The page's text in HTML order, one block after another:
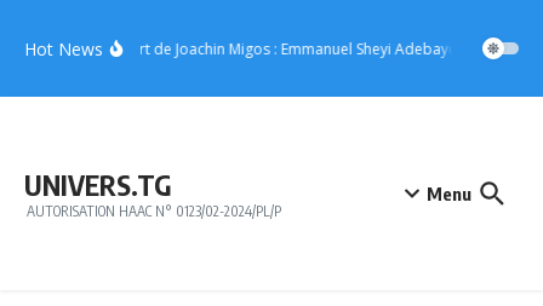
Hot NewsConcert de Joachin Migos : Emmanuel Sheyi Adebayor offre 10
UNIVERS.TG
AUTORISATION HAAC N° 0123/02-2024/PL/P
Menu